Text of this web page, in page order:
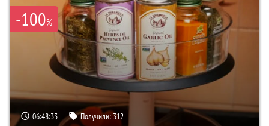
-100%
06:48:31 Получили: 312